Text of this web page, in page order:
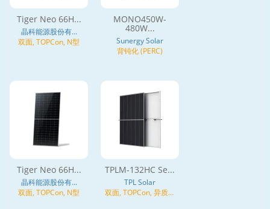
Tiger Neo 66H...
晶科能源股份有...
双面, TOPCon, N型
MONO450W-
480W...
Sunergy Solar
背钝化 (PERC)
Tiger Neo 66H...
晶科能源股份有...
双面, TOPCon, N型
TPLM-132HC Se...
TPL Solar
双面, TOPCon, 异质结